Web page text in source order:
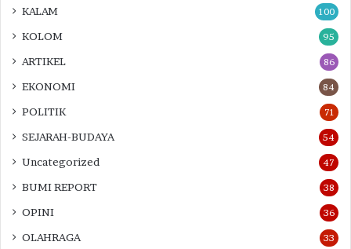
KALAM 100
KOLOM 95
ARTIKEL 86
EKONOMI 84
POLITIK 71
SEJARAH-BUDAYA 54
Uncategorized 47
BUMI REPORT 38
OPINI 36
OLAHRAGA 33